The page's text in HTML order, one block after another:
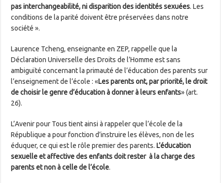
pas interchangeabilité, ni disparition des identités sexuées. Les
conditions de la parité doivent être préservées dans notre
société ».
Laurence Tcheng, enseignante en ZEP, rappelle que la
Déclaration Universelle des Droits de l’Homme est sans
ambiguïté concernant la primauté de l’éducation des parents sur
l’enseignement de l’école : «Les parents ont, par priorité, le droit
de choisir le genre d’éducation à donner à leurs enfants» (art.
26).
L’Avenir pour Tous tient ainsi à rappeler que l’école de la
République a pour fonction d’instruire les élèves, non de les
éduquer, ce qui est le rôle premier des parents.L’éducation
sexuelle et affective des enfants doit rester à la charge des
parents et non à celle de l’école.